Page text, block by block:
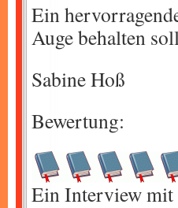
Ein
Auge behalten
Sabine Hoß
Bewertung:
Ein Interview